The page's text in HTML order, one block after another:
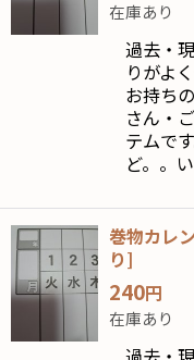
在庫あり
過去・
りがよ
お持ち
さん・
テムで
ど。。
巻物カレ
り]
240円
在庫あり